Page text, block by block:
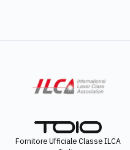
Fornitore Ufficiale Classe ILCA